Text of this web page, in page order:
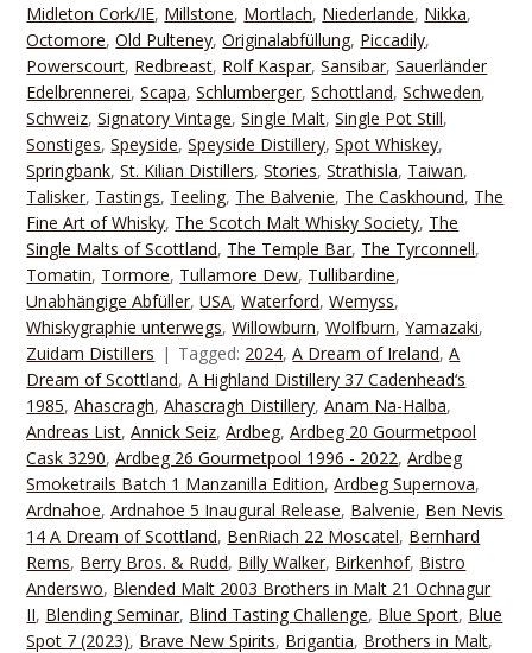
Midleton Cork/IE, Millstone, Mortlach, Niederlande, Nikka,
Octomore,Old Pulteney,Originalabfüllung, Piccadily,
Powerscourt, Redbreast, Rolf Kaspar,Sansibar,Sauerländer
Edelbrennerei,Scapa,Schlumberger,Schottland,Schweden,
Schweiz,Signatory Vintage,Single Malt,Single Pot Still,
Sonstiges,Speyside,Speyside Distillery,Spot Whiskey,
Springbank,St. Kilian Distillers,Stories,Strathisla, Taiwan,
Talisker, Tastings, Teeling, The Balvenie, The Caskhound, The
Fine Art of Whisky, The Scotch Malt Whisky Society, The
Single Malts of Scottland, The Temple Bar, The Tyrconnell,
Tomatin, Tormore, Tullamore Dew, Tullibardine,
Unabhängige Abfüller,USA,Waterford,Wemyss,
Whiskygraphie unterwegs,Willowburn,Wolfburn,Yamazaki,
Zuidam Distillers
Tagged: 2024,A Dream of Ireland,A
Dream of Scottland,A Highland Distillery 37 Cadenhead‘s
1985,Ahascragh,Ahascragh Distillery,Anam Na-Halba,
Andreas List,Annick Seiz,Ardbeg,Ardbeg 20 Gourmetpool
Cask 3290,Ardbeg 26 Gourmetpool 1996 - 2022,Ardbeg
Smoketrails Batch 1 Manzanilla Edition,Ardbeg Supernova,
Ardnahoe,Ardnahoe 5 Inaugural Release, Balvenie, Ben Nevis
14 A Dream of Scottland, BenRiach 22 Moscatel, Bernhard
Rems, Berry Bros. & Rudd, Billy Walker, Birkenhof, Bistro
Anderswo, Blended Malt 2003 Brothers in Malt 21 Ochnagur
II, Blending Seminar, Blind Tasting Challenge, Blue Sport, Blue
Spot 7 (2023), Brave New Spirits, Brigantia, Brothers in Malt,